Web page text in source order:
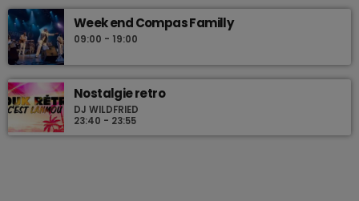
Week end Compas Familly
09:00 - 19:00
Nostalgie retro
DJ WILDFRIED
23:40 - 23:55